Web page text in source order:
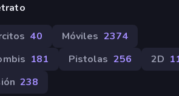
40 Móviles 2374
181 Pistolas 256 2D
238